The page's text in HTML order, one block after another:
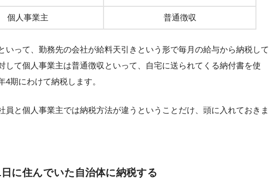
個人事業主 普通徴収
いって、勤務先の会社が給料天引きという形で毎月の給与から納税して
して個人事業主は普通徴収といって、自宅に送られてくる納付書を使
4期にわけて納税します。
員と個人事業主では納税方法が違うということだけ、頭に入れておきま
に住んでいた自治体に納税する